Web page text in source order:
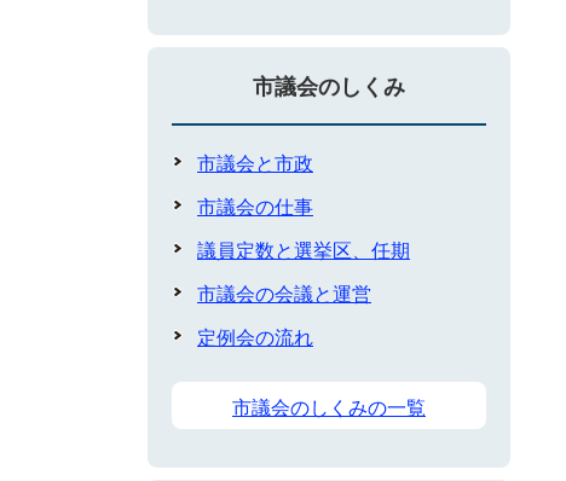
市議会のしくみ
市議会と市政
市議会の仕事
議員定数と選挙区、任期
市議会の会議と運営
定例会の流れ
市議会のしくみの一覧